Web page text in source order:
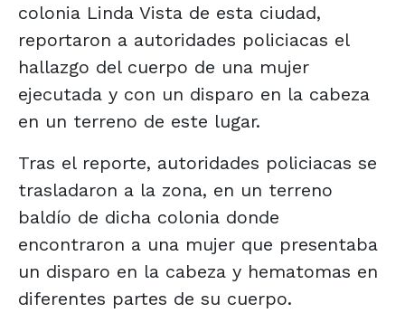
colonia Linda Vista de esta ciudad,
reportaron a autoridades policiacas el
hallazgo del cuerpo de una mujer
ejecutada y con un disparo en la cabeza
en un terreno de este lugar.
Tras el reporte, autoridades policiacas se
trasladaron a la zona, en un terreno
baldío de dicha colonia donde
encontraron a una mujer que presentaba
un disparo en la cabeza y hematomas en
diferentes partes de su cuerpo.